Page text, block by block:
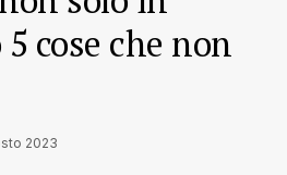
cose che non
2023